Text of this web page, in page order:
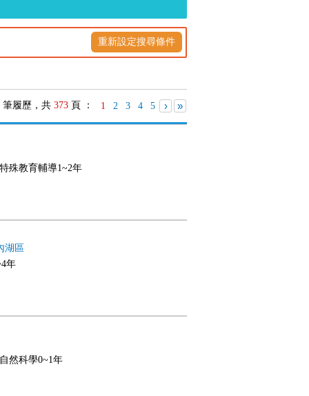
重新設定搜尋條件
筆履歷，共 373 頁 ： 1 2 3 4 5 › »
殊教育輔導1~2年
湖區
年
然科學0~1年